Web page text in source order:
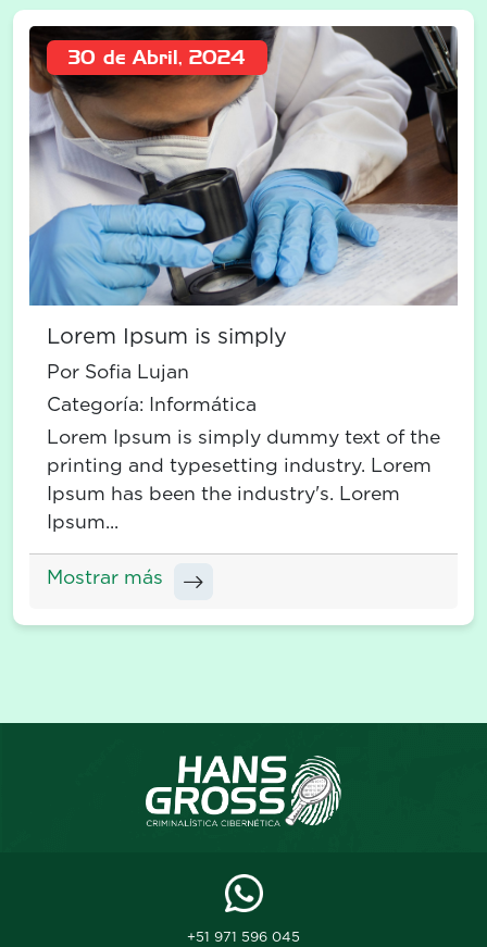
30 de Abril, 2024
Lorem Ipsum is simply
Por Sofia Lujan
Categoría: Informática
Lorem Ipsum is simply dummy text of the
printing and typesetting industry. Lorem
Ipsum has been the industry's. Lorem
Ipsum...
Mostrar más
+51 971 596 045